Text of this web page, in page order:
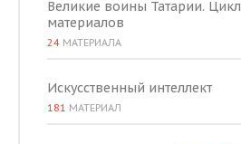
Великие воины Татарии.
материалов
24 МАТЕРИАЛА
Искусственный интеллект
181 МАТЕРИАЛ